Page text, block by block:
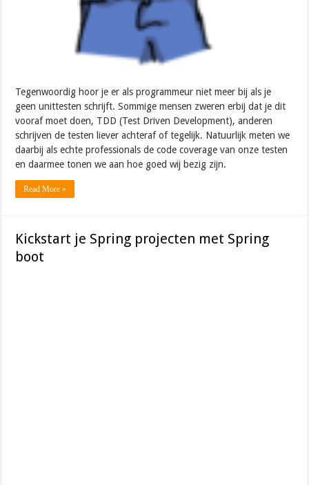
Tegenwoordig hoor je er als programmeur niet meer bij als je
geen unittesten schrijft. Sommige mensen zweren erbij dat je dit
vooraf moet doen, TDD (Test Driven Development), anderen
schrijven de testen liever achteraf of tegelijk. Natuurlijk meten we
daarbij als echte professionals de code coverage van onze testen
en daarmee tonen we aan hoe goed wij bezig zijn.
Read More »
Kickstart je Spring projecten met Spring
boot